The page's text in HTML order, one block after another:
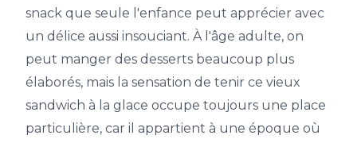
snack que seule l'enfance peut apprécier avec
un délice aussi insouciant. À l'âge adulte, on
peut manger des desserts beaucoup plus
élaborés, mais la sensation de tenir ce vieux
sandwich à la glace occupe toujours une place
particulière, car il appartient à une époque où